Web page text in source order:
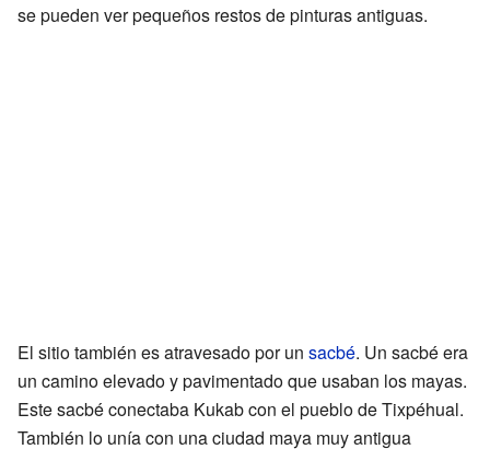
se pueden ver pequeños restos de pinturas antiguas.
El sitio también es atravesado por un sacbé. Un sacbé era
un camino elevado y pavimentado que usaban los mayas.
Este sacbé conectaba Kukab con el pueblo de Tixpéhual.
También lo unía con una ciudad maya muy antigua